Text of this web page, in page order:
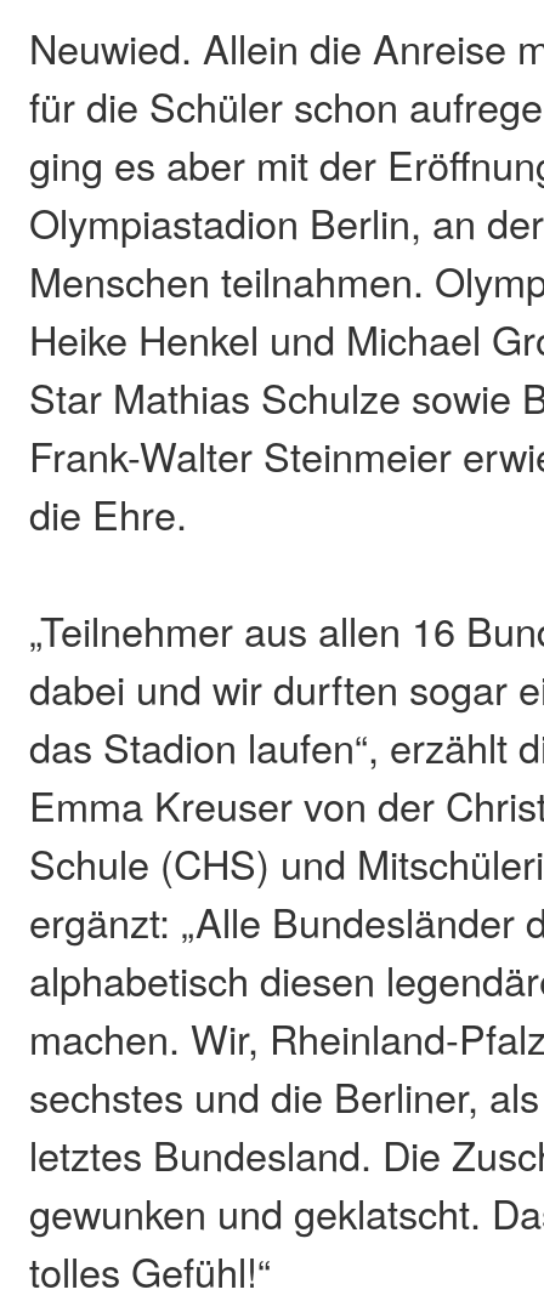
Neuwied. Allein die Anreise
für die Schüler schon
ging es aber mit der
Olympiastadion Berlin, an
Menschen teilnahmen.
Heike Henkel und Michael
Star Mathias Schulze sowie
Frank-Walter Steinmeier
die Ehre.
„Teilnehmer aus allen 16
dabei und wir durften sogar
das Stadion laufen“, erzählt
Emma Kreuser von der
Schule (CHS) und
ergänzt: „Alle Bundesländer
alphabetisch diesen
machen. Wir, Rheinland-
sechstes und die Berliner,
letztes Bundesland. Die
gewunken und geklatscht.
tolles Gefühl!“